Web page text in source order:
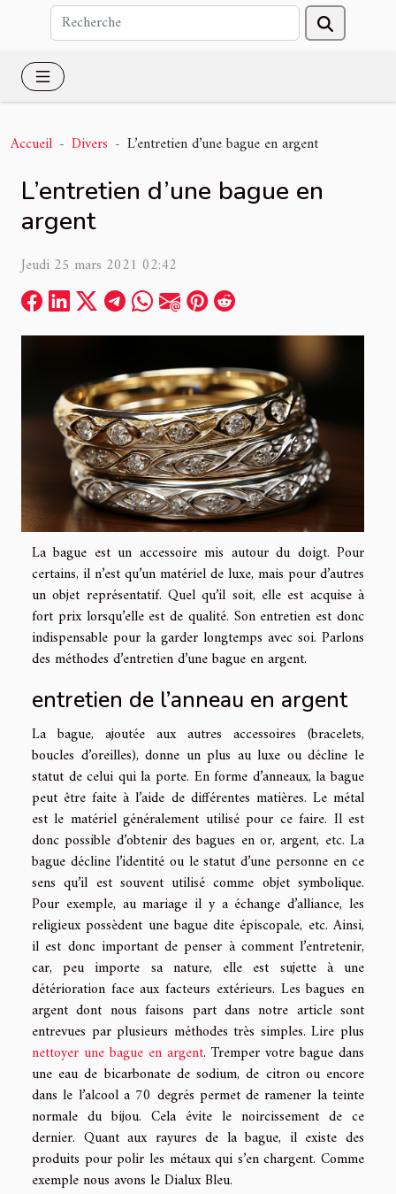
Accueil Divers L’entretien d’une bague en argent
L’entretien d’une bague en
argent
Jeudi 25 mars 2021 02:42
La bague est un accessoire mis autour du doigt. Pour
certains, il n’est qu’un matériel de luxe, mais pour d’autres
un objet représentatif. Quel qu’il soit, elle est acquise à
fort prix lorsqu’elle est de qualité. Son entretien est donc
indispensable pour la garder longtemps avec soi. Parlons
des méthodes d’entretien d’une bague en argent.
entretien de l’anneau en argent
La bague, ajoutée aux autres accessoires (bracelets,
boucles d’oreilles), donne un plus au luxe ou décline le
statut de celui qui la porte. En forme d’anneaux, la bague
peut être faite à l’aide de différentes matières. Le métal
est le matériel généralement utilisé pour ce faire. Il est
donc possible d’obtenir des bagues en or, argent, etc. La
bague décline l’identité ou le statut d’une personne en ce
sens qu’il est souvent utilisé comme objet symbolique.
Pour exemple, au mariage il y a échange d’alliance, les
religieux possèdent une bague dite épiscopale, etc. Ainsi,
il est donc important de penser à comment l’entretenir,
car, peu importe sa nature, elle est sujette à une
détérioration face aux facteurs extérieurs. Les bagues en
argent dont nous faisons part dans notre article sont
entrevues par plusieurs méthodes très simples. Lire plus
nettoyer une bague en argent. Tremper votre bague dans
une eau de bicarbonate de sodium, de citron ou encore
dans le l’alcool a 70 degrés permet de ramener la teinte
normale du bijou. Cela évite le noircissement de ce
dernier. Quant aux rayures de la bague, il existe des
produits pour polir les métaux qui s’en chargent. Comme
exemple nous avons le Dialux Bleu.